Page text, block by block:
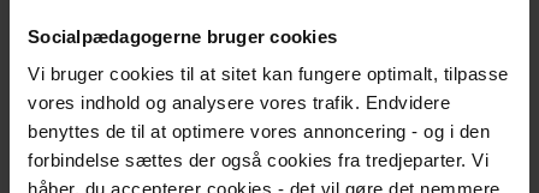
Socialpædagogerne bruger cookies
Vi bruger cookies til at sitet kan fungere optimalt, tilpasse
vores indhold og analysere vores trafik. Endvidere
benyttes de til at optimere vores annoncering - og i den
forbindelse sættes der også cookies fra tredjeparter. Vi
håber, du accepterer cookies - det vil gøre det nemmere
Udgivet 2018
LÆREBØGER OG VÆRKTØJER
Kort og godt om konflikter og low arousal
Bo Hejlskov Elvén
Udgivet 2018